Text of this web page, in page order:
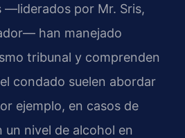
—liderados por Mr. Sris,
han manejado
tribunal y comprenden
condado suelen abordar
ejemplo, en casos de
nivel de alcohol en